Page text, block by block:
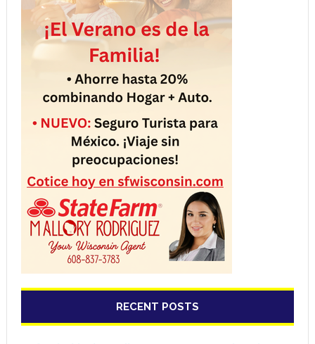
RECENT POSTS